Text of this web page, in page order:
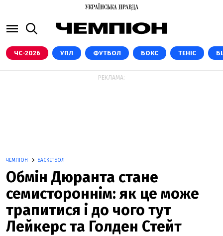
ЧС-2026 УПЛ ФУТБОЛ БОКС ТЕНІС
РЕКЛАМА:
ЧЕМПІОН БАСКЕТБОЛ
Обмін Дюранта стане
семистороннім: як це може
трапитися і до чого тут
Лейкерс та Голден Стейт